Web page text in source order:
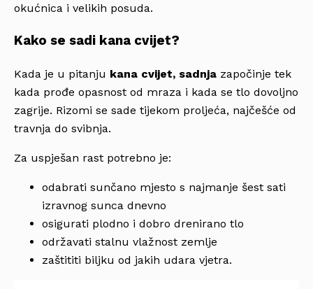
okućnica i velikih posuda.
Kako se sadi kana cvijet?
Kada je u pitanju kana cvijet, sadnja započinje tek
kada prođe opasnost od mraza i kada se tlo dovoljno
zagrije. Rizomi se sade tijekom proljeća, najčešće od
travnja do svibnja.
Za uspješan rast potrebno je:
odabrati sunčano mjesto s najmanje šest sati
izravnog sunca dnevno
osigurati plodno i dobro drenirano tlo
održavati stalnu vlažnost zemlje
zaštititi biljku od jakih udara vjetra.